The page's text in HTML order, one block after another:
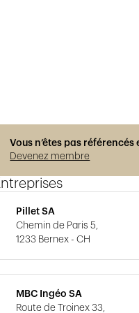
Vous n’êtes pas
Devenez membre
Pillet SA
Chemin de Paris 5,
1233 Bernex - CH
MBC Ingéo SA
Route de Troinex 33,